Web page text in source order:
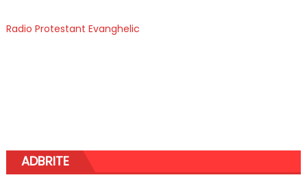
Radio Protestant Evanghelic
ADBRITE